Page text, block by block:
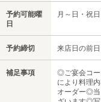
予約可能曜
日
月～日・祝
予約締切 来店日の前
補足事項
◎ご宴会コ
により料理
オーダー◎当